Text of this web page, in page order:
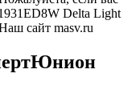
Delta Light
сайт masv.ru